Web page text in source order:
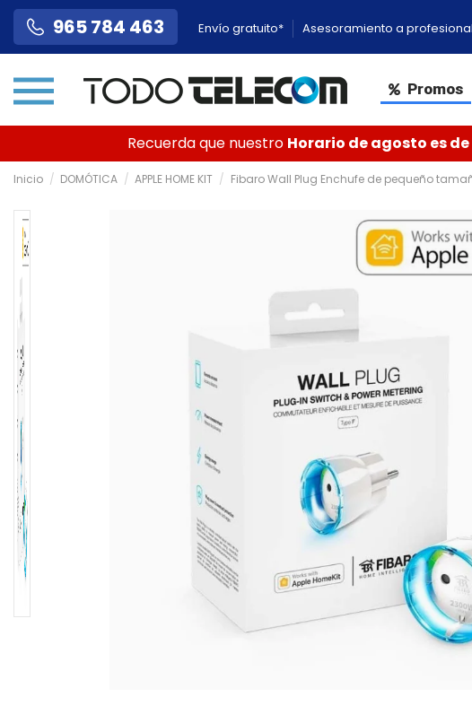
965 784 463 Envío gratuito* Asesoramiento a
Promos
Recuerda que nuestro Horario de agosto es de
Inicio DOMÓTICA APPLE HOME KIT Fibaro Wall Plug Enchufe de pequeño